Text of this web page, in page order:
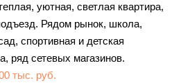
уютная, светлая квартира,
Рядом рынок, школа,
спортивная и детская
ряд сетевых магазинов.
тыс. руб.